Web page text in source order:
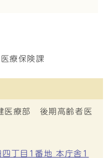
療保険課
療部 後期高齢者医
丁目1番地 本庁舎1